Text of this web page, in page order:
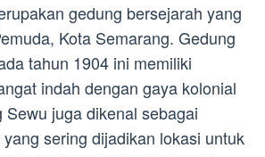
gedung bersejarah yang
Kota Semarang. Gedung
tahun 1904 ini memiliki
indah dengan gaya kolonial
Sewu juga dikenal sebagai
sering dijadikan lokasi untuk